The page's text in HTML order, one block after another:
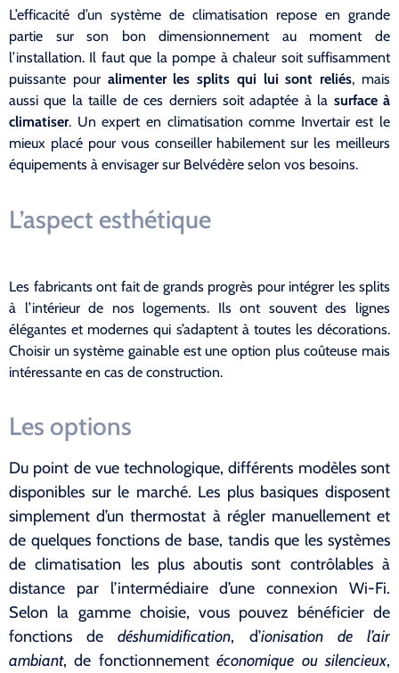
L’efficacité d’un système de climatisation repose en grande
partie sur son bon dimensionnement au moment de
l’installation. Il faut que la pompe à chaleur soit suffisamment
puissante pour alimenter les splits qui lui sont reliés, mais
aussi que la taille de ces derniers soit adaptée à la surface à
climatiser. Un expert en climatisation comme Invertair est le
mieux placé pour vous conseiller habilement sur les meilleurs
équipements à envisager sur Belvédère selon vos besoins.
L’aspect esthétique
Les fabricants ont fait de grands progrès pour intégrer les splits
à l’intérieur de nos logements. Ils ont souvent des lignes
élégantes et modernes qui s’adaptent à toutes les décorations.
Choisir un système gainable est une option plus coûteuse mais
intéressante en cas de construction.
Les options
Du point de vue technologique, différents modèles sont
disponibles sur le marché. Les plus basiques disposent
simplement d’un thermostat à régler manuellement et
de quelques fonctions de base, tandis que les systèmes
de climatisation les plus aboutis sont contrôlables à
distance par l’intermédiaire d’une connexion Wi-Fi.
Selon la gamme choisie, vous pouvez bénéficier de
fonctions dedéshumidification, d’ionisation de l’air
ambiant, de fonctionnementéconomique ou silencieux,